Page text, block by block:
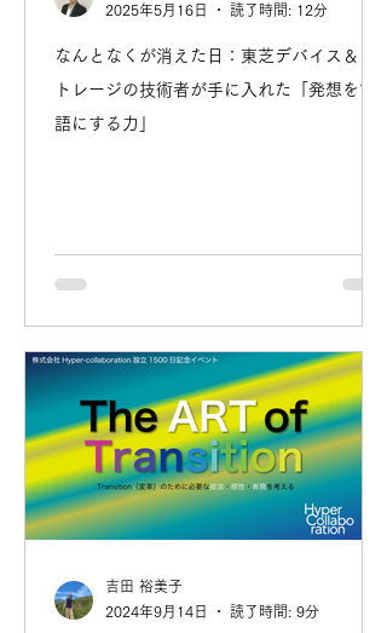
なんとなくが消えた日：東芝デバイス＆ス
トレージの技術者が手に入れた「発想を言
語にする力」
2025年5月16日
読了時間: 12分
吉田 裕美子
2024年9月14日
読了時間: 9分